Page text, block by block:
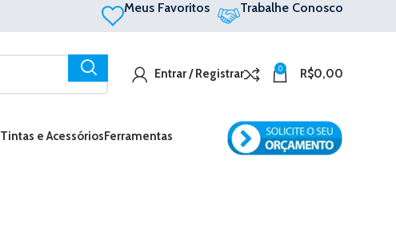
Meus Favoritos Trabalhe Conosco
Entrar / Registrar 0 R$0,00
Tintas e AcessóriosFerramentas